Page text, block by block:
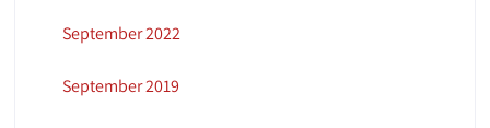
September 2022
September 2019